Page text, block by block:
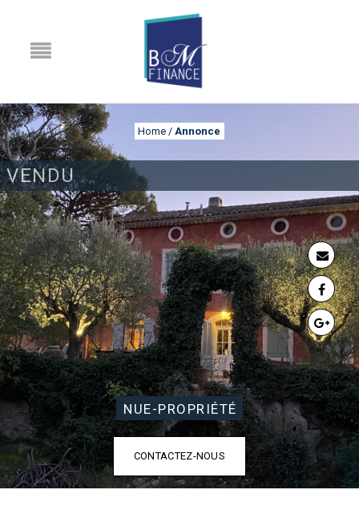
VENDU
Home / Annonce
ANNONCE
NUE-PROPRIÉTÉ
CONTACTEZ-NOUS